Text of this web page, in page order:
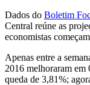
Dados do Boletim
Central reúne as
economistas
Apenas entre a
2016 melhoraram em
queda de 3,81%;